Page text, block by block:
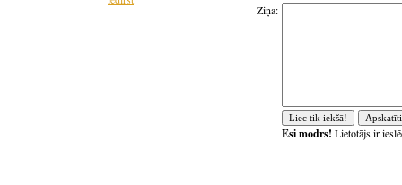
Ziņa:
Esi modrs! Lietotājs ir